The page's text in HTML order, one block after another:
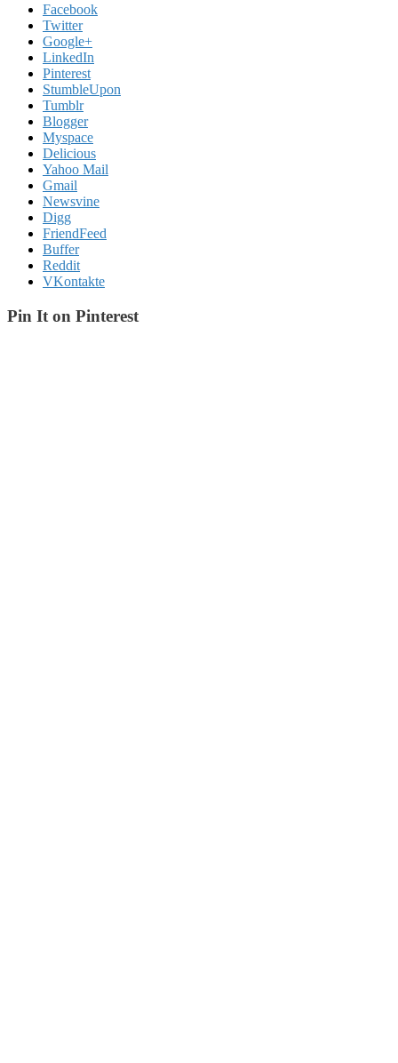
Facebook
Twitter
Google+
LinkedIn
Pinterest
StumbleUpon
Tumblr
Blogger
Myspace
Delicious
Yahoo Mail
Gmail
Newsvine
Digg
FriendFeed
Buffer
Reddit
VKontakte
Pin It on Pinterest